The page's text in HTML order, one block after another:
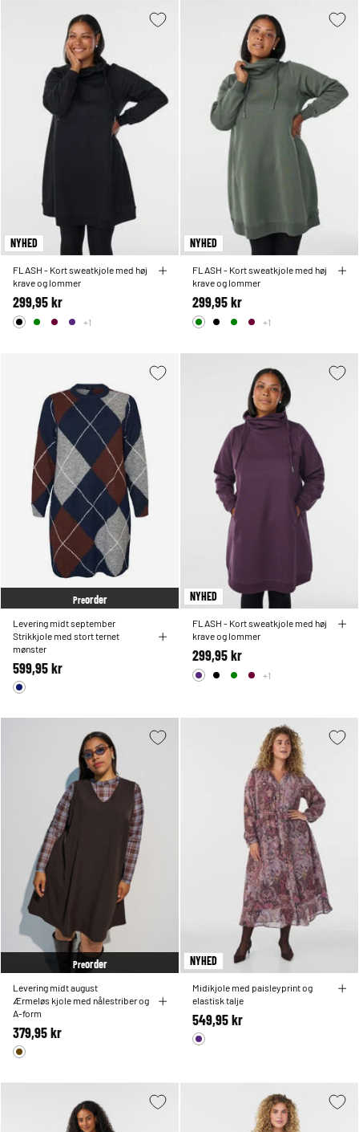
NYHED
FLASH - Kort sweatkjole med høj
krave og lommer
299,95 kr
+1
NYHED
FLASH - Kort sweatkjole med høj
krave og lommer
299,95 kr
+1
Preorder
Levering midt september
Strikkjole med stort ternet
mønster
599,95 kr
NYHED
FLASH - Kort sweatkjole med høj
krave og lommer
299,95 kr
+1
Preorder
Levering midt august
Ærmeløs kjole med nålestriber og
A-form
379,95 kr
NYHED
Midikjole med paisleyprint og
elastisk talje
549,95 kr